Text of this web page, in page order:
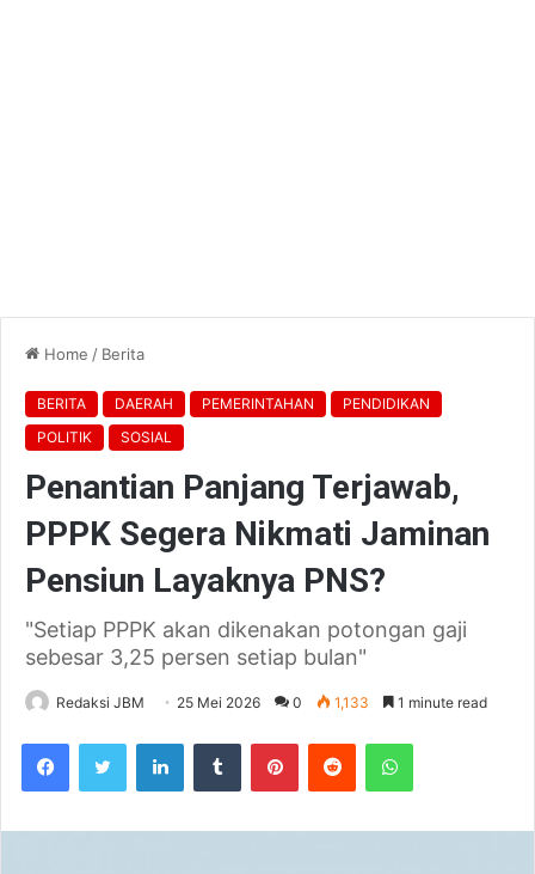
Home / Berita
BERITA DAERAH PEMERINTAHAN
PENDIDIKAN
POLITIK
SOSIAL
Penantian Panjang Terjawab,
PPPK Segera Nikmati Jaminan
Pensiun Layaknya PNS?
"Setiap PPPK akan dikenakan potongan gaji
sebesar 3,25 persen setiap bulan"
Redaksi JBM 25 Mei 2026 0 1,133 1 minute read